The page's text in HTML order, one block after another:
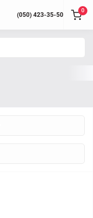
(050) 423-35-50
0